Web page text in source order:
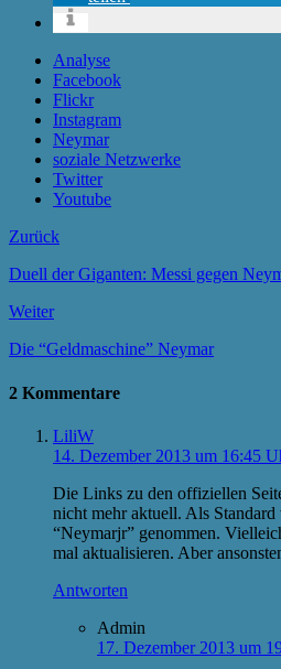
Analyse
Facebook
Flickr
Instagram
Neymar
soziale Netzwerke
Twitter
Youtube
Zurück
Duell der Giganten: Messi gegen
Weiter
Die “Geldmaschine” Neymar
2 Kommentare
LiliW
14. Dezember 2013 um 16:45
Die Links zu den offiziellen
nicht mehr aktuell. Als
“Neymarjr” genommen.
mal aktualisieren. Aber
Antworten
Admin
17. Dezember 2013 um